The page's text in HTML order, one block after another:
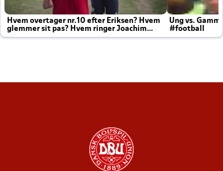
Hvem overtager nr.10 efter Eriksen? Hvem
glemmer sit pas? Hvem ringer Joachim
altid til efter kampe?
Ung vs.
#football